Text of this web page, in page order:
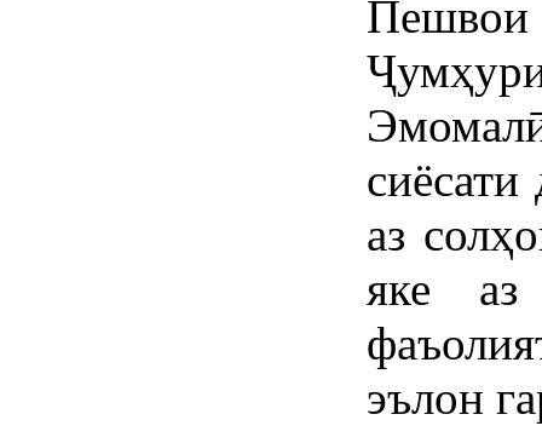
аз
яке аз
эълон